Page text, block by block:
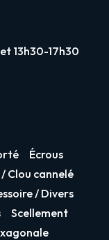
13h30-17h30
Écrous
Clou cannelé
/ Divers
Scellement